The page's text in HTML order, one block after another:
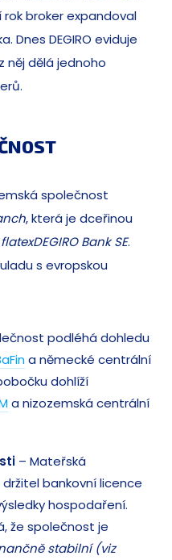
rok broker expandoval
Dnes DEGIRO eviduje
něj dělá jednoho
společnost
, která je dceřinou
flatexDEGIRO Bank SE.
s evropskou
podléhá dohledu
a německé centrální
dohlíží
a nizozemská centrální
– Mateřská
bankovní licence
hospodaření.
že společnost je
stabilní (viz